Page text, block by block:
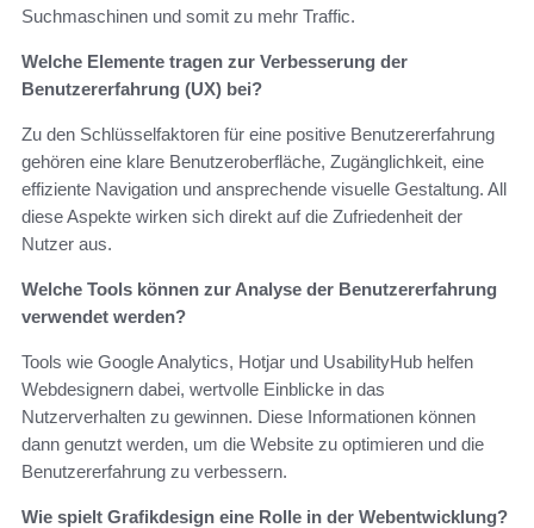
Suchmaschinen und somit zu mehr Traffic.
Welche Elemente tragen zur Verbesserung der
Benutzererfahrung (UX) bei?
Zu den Schlüsselfaktoren für eine positive Benutzererfahrung
gehören eine klare Benutzeroberfläche, Zugänglichkeit, eine
effiziente Navigation und ansprechende visuelle Gestaltung. All
diese Aspekte wirken sich direkt auf die Zufriedenheit der
Nutzer aus.
Welche Tools können zur Analyse der Benutzererfahrung
verwendet werden?
Tools wie Google Analytics, Hotjar und UsabilityHub helfen
Webdesignern dabei, wertvolle Einblicke in das
Nutzerverhalten zu gewinnen. Diese Informationen können
dann genutzt werden, um die Website zu optimieren und die
Benutzererfahrung zu verbessern.
Wie spielt Grafikdesign eine Rolle in der Webentwicklung?